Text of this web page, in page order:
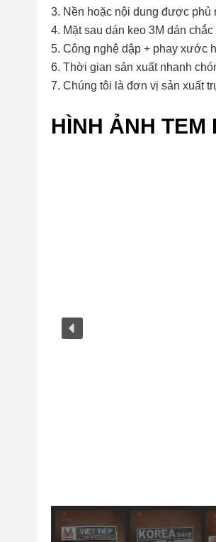
Nền hoặc nội dung được
Mặt sau dán keo 3M dán
Công nghệ dập + phay xước
Thời gian sản xuất nhanh
Chúng tôi là đơn vị sản xuất
HÌNH ẢNH TEM